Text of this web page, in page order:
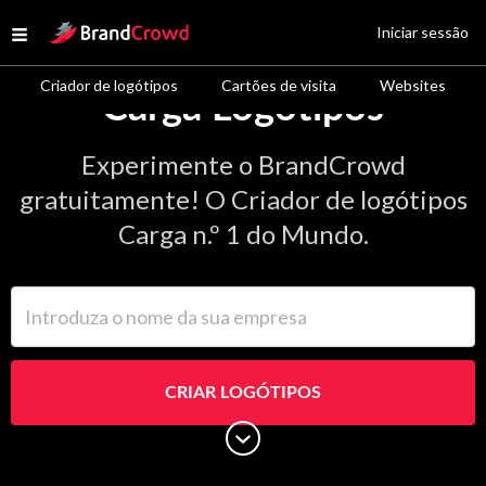
Open menu
Site Logo
Criador de logótipos Cartões de visita Websites
Iniciar sessão
Carga Logótipos
Experimente o BrandCrowd
gratuitamente! O Criador de logótipos
Carga n.º 1 do Mundo.
CRIAR LOGÓTIPOS